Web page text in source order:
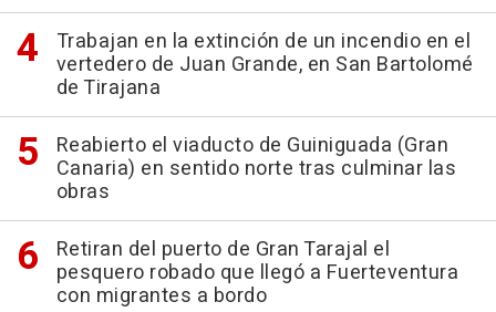
Trabajan en la extinción de un incendio en el
vertedero de Juan Grande, en San Bartolomé
de Tirajana
Reabierto el viaducto de Guiniguada (Gran
Canaria) en sentido norte tras culminar las
obras
Retiran del puerto de Gran Tarajal el
pesquero robado que llegó a Fuerteventura
con migrantes a bordo